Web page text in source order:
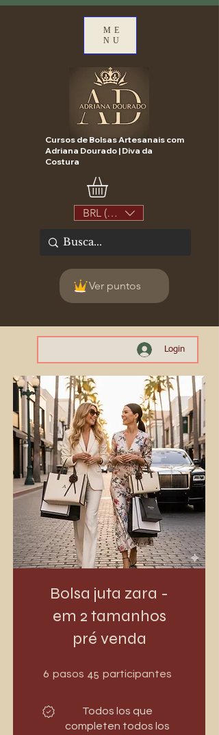
ME
NU
Cursos de Bolsas Artesanais com
Adriana Dourado | Diva da
Costura
BRL (R$)
Ver puntos
Login
Bolsa juta zara -
em 2 tamanhos
pré venda
6 pasos 6 pasos
45 participantes
Todos los que
completen todos los